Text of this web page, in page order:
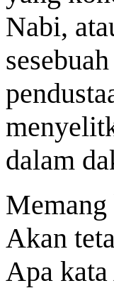
Nabi,
dalam
Akan
Apa